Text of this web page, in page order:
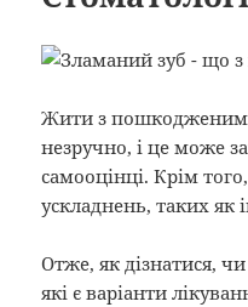
Жити з
незручно, і це може
самооцінці. Крім
ускладнень, таких як
Отже, як дізнатися,
які є варіанти